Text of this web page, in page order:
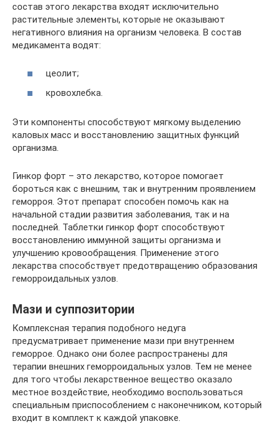
состав этого лекарства входят исключительно
растительные элементы, которые не оказывают
негативного влияния на организм человека. В состав
медикамента водят:
цеолит;
кровохлебка.
Эти компоненты способствуют мягкому выделению
каловых масс и восстановлению защитных функций
организма.
Гинкор форт – это лекарство, которое помогает
бороться как с внешним, так и внутренним проявлением
геморроя. Этот препарат способен помочь как на
начальной стадии развития заболевания, так и на
последней. Таблетки гинкор форт способствуют
восстановлению иммунной защиты организма и
улучшению кровообращения. Применение этого
лекарства способствует предотвращению образования
геморроидальных узлов.
Мази и суппозитории
Комплексная терапия подобного недуга
предусматривает применение мази при внутреннем
геморрое. Однако они более распространены для
терапии внешних геморроидальных узлов. Тем не менее
для того чтобы лекарственное вещество оказало
местное воздействие, необходимо воспользоваться
специальным приспособлением с наконечником, который
входит в комплект к каждой упаковке.